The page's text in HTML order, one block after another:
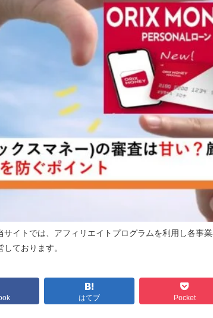
イトでは、アフィリエイトプログラムを利用し各事
ております。
はてブ Pocket